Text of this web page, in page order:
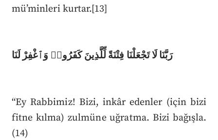
mü’minleri kurtar.[13]
رَبَّنَا لَا تَجْعَلْنَا فِتْنَةً لِّلَّذِينَ كَفَرُوا۟ وَٱغْفِرْ لَنَا
“Ey Rabbimiz! Bizi, inkâr edenler (için bizi
fitne kılma) zulmüne uğratma. Bizi bağışla.
(14)